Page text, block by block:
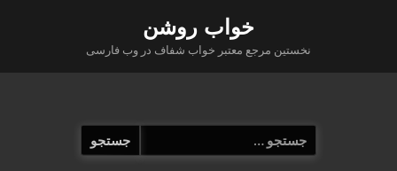
خواب روشن
نخستین مرجع معتبر خواب شفاف در وب فارسی
جستجو
برای: